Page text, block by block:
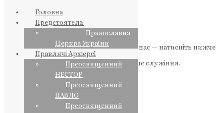
Якщо маєте можливість, підтримайте нас — натисніть нижче
«Пожертва».
Ваша допомога зміцнює наше служіння.
НАШ ТЕЛЕГРАМ
Головна
Предстоятель
Православна
Церква України
Правлячі Архієреї
Преосвященний
НЕСТОР
Преосвященний
ПАВЛО
Преосвященний